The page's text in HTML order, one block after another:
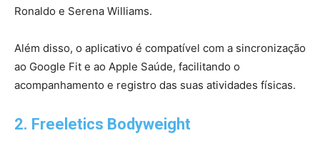
Ronaldo e Serena Williams.
Além disso, o aplicativo é compatível com a sincronização
ao Google Fit e ao Apple Saúde, facilitando o
acompanhamento e registro das suas atividades físicas.
2. Freeletics Bodyweight